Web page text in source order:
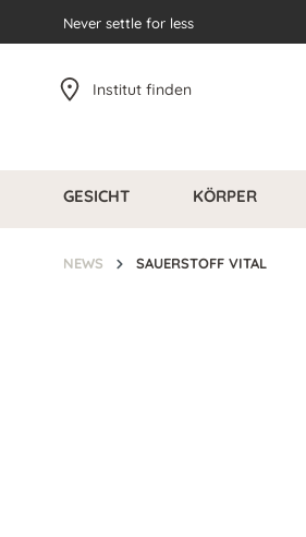
Zur Hauptnavigation
Never settle for less
Institut finden
GESICHT KÖRPER
NEWS SAUERSTOFF VITAL